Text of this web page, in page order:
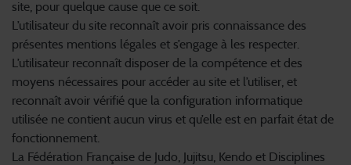
site, pour quelque cause que ce soit.
L’utilisateur du site reconnaît avoir pris connaissance des
présentes mentions légales et s’engage à les respecter.
L’utilisateur reconnaît disposer de la compétence et des
moyens nécessaires pour accéder au site et l’utiliser, et
reconnaît avoir vérifié que la configuration informatique
utilisée ne contient aucun virus et qu’elle est en parfait état de
fonctionnement.
La Fédération Française de Judo, Jujitsu, Kendo et Disciplines